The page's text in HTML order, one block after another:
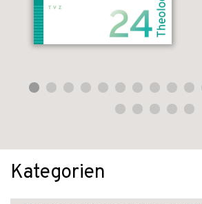
Kategorien